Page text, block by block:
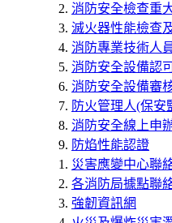
消防安全檢查重
滅火器性能檢查
消防專業技術人
消防安全設備認
消防安全設備審
防火管理人(保
消防安全線上申
防焰性能認證
災害應變中心聯
各消防局據點聯
強韌資訊網